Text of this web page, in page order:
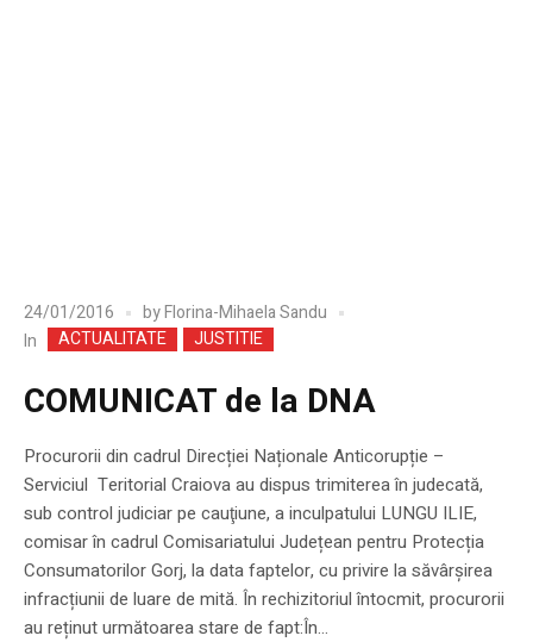
24/01/2016 byFlorina-Mihaela Sandu
In
ACTUALITATE JUSTITIE
COMUNICAT de la DNA
Procurorii din cadrul Direcției Naționale Anticorupție –
Serviciul Teritorial Craiova au dispus trimiterea în judecată,
sub control judiciar pe cauţiune, a inculpatului LUNGU ILIE,
comisar în cadrul Comisariatului Județean pentru Protecția
Consumatorilor Gorj, la data faptelor, cu privire la săvârșirea
infracțiunii de luare de mită. În rechizitoriul întocmit, procurorii
au reținut următoarea stare de fapt:În...